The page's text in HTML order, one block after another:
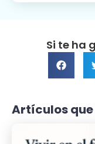
Si te ha
Artículos